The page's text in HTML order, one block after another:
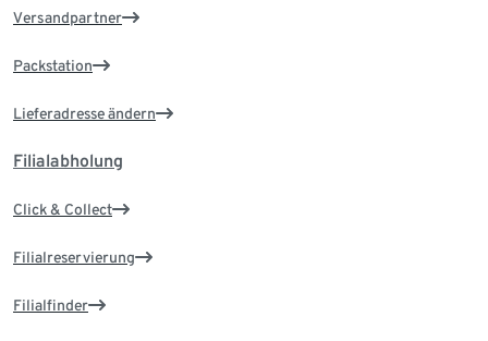
Versandpartner
Packstation
Lieferadresse ändern
Filialabholung
Click & Collect
Filialreservierung
Filialfinder